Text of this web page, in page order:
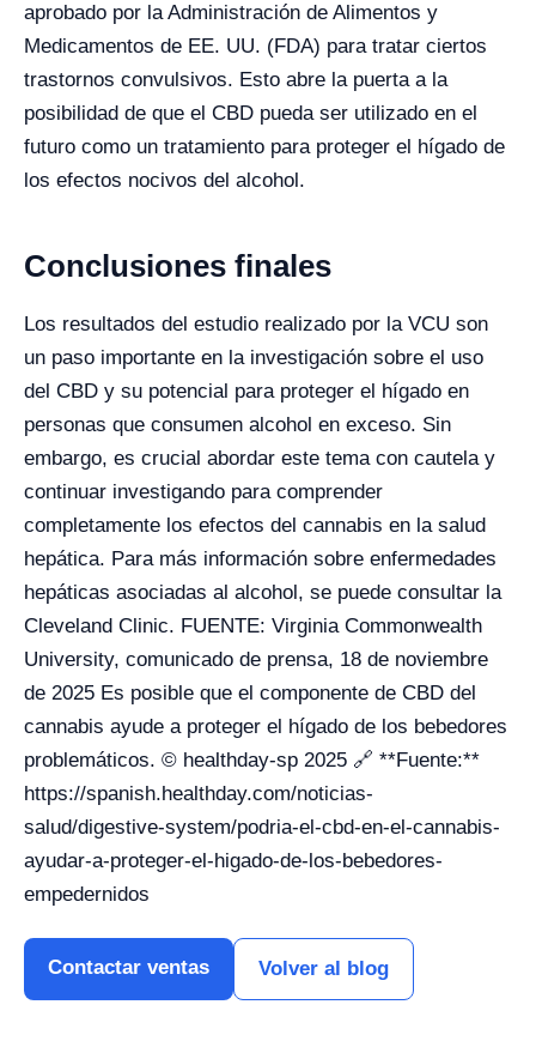
aprobado por la Administración de Alimentos y
Medicamentos de EE. UU. (FDA) para tratar ciertos
trastornos convulsivos. Esto abre la puerta a la
posibilidad de que el CBD pueda ser utilizado en el
futuro como un tratamiento para proteger el hígado de
los efectos nocivos del alcohol.
Conclusiones finales
Los resultados del estudio realizado por la VCU son
un paso importante en la investigación sobre el uso
del CBD y su potencial para proteger el hígado en
personas que consumen alcohol en exceso. Sin
embargo, es crucial abordar este tema con cautela y
continuar investigando para comprender
completamente los efectos del cannabis en la salud
hepática. Para más información sobre enfermedades
hepáticas asociadas al alcohol, se puede consultar la
Cleveland Clinic. FUENTE: Virginia Commonwealth
University, comunicado de prensa, 18 de noviembre
de 2025 Es posible que el componente de CBD del
cannabis ayude a proteger el hígado de los bebedores
problemáticos. © healthday-sp 2025 🔗 **Fuente:**
https://spanish.healthday.com/noticias-
salud/digestive-system/podria-el-cbd-en-el-cannabis-
ayudar-a-proteger-el-higado-de-los-bebedores-
empedernidos
Contactar ventas Volver al blog